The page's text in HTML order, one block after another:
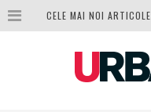
CELE MAI NOI ARTICOLE